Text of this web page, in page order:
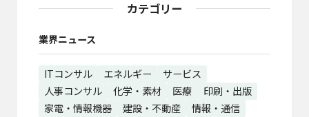
カテゴリー
業界ニュース
ITコンサル エネルギー
サービス
人事コンサル
化学・素材 医療
印刷・出版
家電・情報機器
建設・不動産
情報・通信